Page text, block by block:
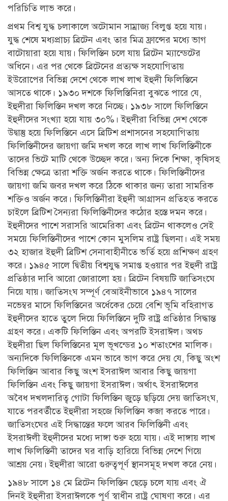
পরিচিতি লাভ করে।
প্রথম বিশ্ব যুদ্ধ চলাকালে অটোমান সাম্রাজ্য বিলুপ্ত হয়ে যায়।
যুদ্ধ শেষে মধ্যপ্রাচ্য ব্রিটেন এবং তার মিত্র ফ্রান্সের মধ্যে ভাগ
বাটোয়ারা হয়ে যায়। ফিলিস্তিন চলে যায় ব্রিটেন ম্যান্ডেটের
অধিনে। এর পর থেকে ব্রিটেনের প্রত্যক্ষ সহযোগিতায়
ইউরোপের বিভিন্ন দেশে থেকে লাখ লাখ ইহুদী ফিলিস্তিনে
আসতে থাকে। ১৯৩০ দশকে ফিলিস্তিনিরা বুঝতে পারে যে,
ইহুদীরা ফিলিস্তিন দখল করে নিচ্ছে। ১৯৩৮ সালে ফিলিস্তিনে
ইহুদীদের সংখ্যা হয়ে যায় ৩০%। ইহুদীরা বিভিন্ন দেশ থেকে
উদ্বাস্তু হয়ে ফিলিস্তিনে এসে ব্রিটিশ প্রশাসনের সহযোগিতায়
ফিলিস্তিনীদের জায়গা জমি দখল করে লাখ লাখ ফিলিস্তিনীকে
তাদের ভিটে মাটি থেকে উচ্ছেদ করে। অন্য দিকে শিক্ষা, কৃষিসহ
বিভিন্ন ক্ষেত্রে তারা শক্তি অর্জন করতে থাকে। ফিলিস্তিনীদের
জায়গা জমি জবর দখল করে ঠিকে থাকার জন্য তারা সামরিক
শক্তিও অর্জন করে। ফিলিস্তিনীরা ইহুদী আগ্রাসন প্রতিহত করতে
চাইলে ব্রিটিশ সৈন্যরা ফিলিস্তিনীদের কঠোর হস্তে দমন করে।
ইহুদীদের পাশে সরাসরি আমেরিকা এবং ব্রিটেন থাকলেও সেই
সময়ে ফিলিস্তিনীদের পাশে কোন মুসলিম রাষ্ট্র ছিলনা। এই সময়
৩২ হাজার ইহুদী ব্রিটিশ সেনাবাহীনীতে ভর্তি হয়ে প্রশিক্ষণ গ্রহণ
করে। ১৯৪৫ সালে দ্বিতীয় বিশ্বযুদ্ধ সমাপ্ত হওয়ার পর ইহুদী রাষ্ট্র
প্রতিষ্ঠার দাবি আরো জোরালো হয়। ব্রিটেন বিষয়টি জাতিসংঘে
নিয়ে যায়। জাতিসংঘ সম্পূর্ণ বেআইনীভাবে ১৯৪৭ সালের
নভেম্বর মাসে ফিলিস্তিনের অর্ধেকের চেয়ে বেশি ভূমি বহিরাগত
ইহুদীদের হাতে তুলে দিয়ে ফিলিস্তিনে দুটি রাষ্ট্র প্রতিষ্ঠার সিদ্ধান্ত
গ্রহণ করে। একটি ফিলিস্তিন এবং অপরটি ইসরাঈল। অথচ
ইহুদীরা ছিল ফিলিস্তিনের মূল ভূখন্ডের ১০ শতাংশের মালিক।
অন্যদিকে ফিলিস্তিনকে এমন ভাবে ভাগ করে দেয় যে, কিছু অংশ
ফিলিস্তিন আবার কিছু অংশ ইসরাঈল আবার কিছু জায়গা
ফিলিস্তিন এবং কিছু জায়গা ইসরাঈল। অর্থাৎ ইসরাঈলের
অবৈধ দখলদারিত্ব গোটা ফিলিস্তিন জুড়ে ছড়িয়ে দেয় জাতিসংঘ,
যাতে পরবর্তীতে ইহুদীরা সহজে ফিলিস্তিন কব্জা করতে পারে।
জাতিসংঘের এই সিদ্ধান্তের ফলে আরব ফিলিস্তিনী এবং
ইসরাঈলী ইহুদীদের মধ্যে দাঙ্গা শুরু হয়ে যায়। এই দাঙ্গায় লাখ
লাখ ফিলিস্তিনী তাদের ঘর বাড়ি হারিয়ে বিভিন্ন দেশে গিয়ে
আশ্রয় নেয়। ইহুদীরা আরো গুরুত্বপূর্ণ স্থানসমূহ দখল করে নেয়।
১৯৪৮ সালে ১৪ মে ব্রিটেন ফিলিস্তিন ছেড়ে চলে যায় এবং ঐ
দিনই ইহুদীরা ইসরাঈলকে পূর্ণ স্বাধীন রাষ্ট্র ঘোষণা করে। এর